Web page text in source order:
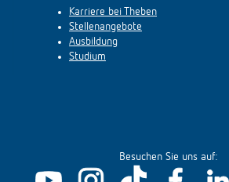
Karriere bei Theben
Stellenangebote
Ausbildung
Studium
Besuchen Sie uns auf: